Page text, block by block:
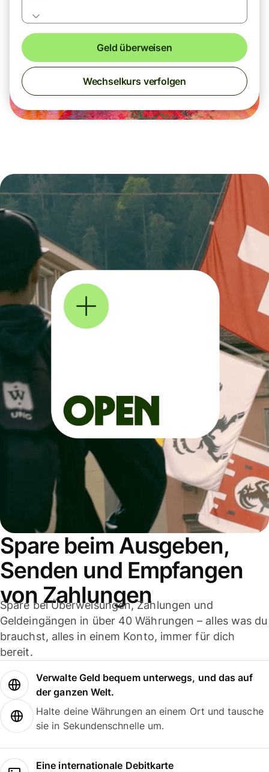
Geld überweisen
Wechselkurs verfolgen
Spare beim Ausgeben,
Senden und Empfangen
von Zahlungen
Spare bei Überweisungen, Zahlungen und
Geldeingängen in über 40 Währungen – alles was du
brauchst, alles in einem Konto, immer für dich
bereit.
Verwalte Geld bequem unterwegs, und das auf
der ganzen Welt.
Halte deine Währungen an einem Ort und tausche
sie in Sekundenschnelle um.
Eine internationale Debitkarte